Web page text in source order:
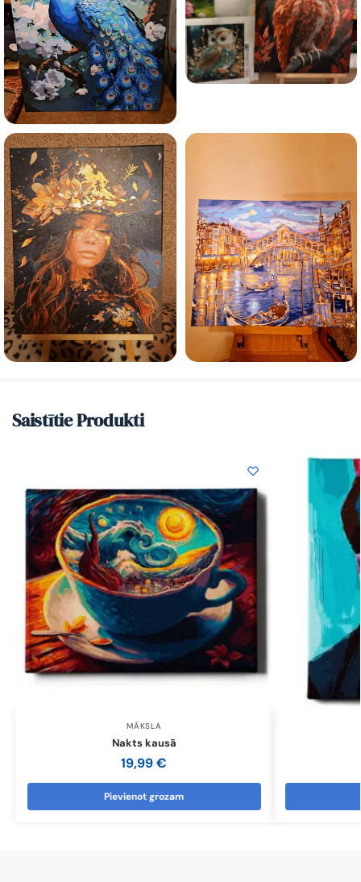
Saistītie Produkti
MĀKSLA
Nakts kausā
19,99€
Pievienot grozam